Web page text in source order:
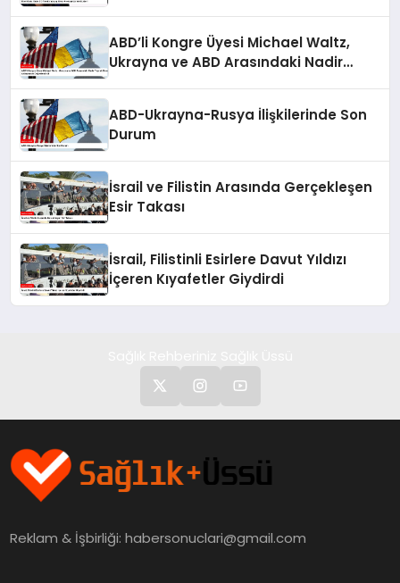
ABD’li Kongre Üyesi Michael Waltz,
Ukrayna ve ABD Arasındaki Nadir
ABD-Ukrayna-Rusya İlişkilerinde Son
Durum
İsrail ve Filistin Arasında Gerçekleşen
Esir Takası
İsrail, Filistinli Esirlere Davut Yıldızı
İçeren Kıyafetler Giydirdi
Reklam & İşbirliği:habersonuclari@gmail.com